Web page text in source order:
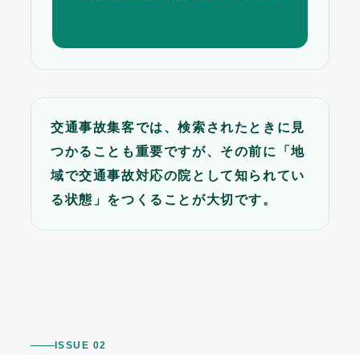
交通事故集客では、検索されたときに見
つかることも重要ですが、その前に「地
域で交通事故対応の院として知られてい
る状態」をつくることが大切です。
ISSUE 02